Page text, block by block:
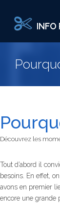
INFO
Découvrez les
Tout d’abord il
besoins. En effet,
avons en premier
encore une grande